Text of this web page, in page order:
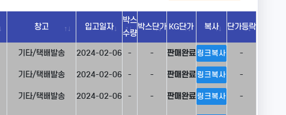
창고 입고일자
박스
수량
박스단가 KG단가 복사 단가등락
기타/택배발송 2024-02-06 - - 판매완료 링크복사 -
기타/택배발송 2024-02-06 - - 판매완료 링크복사 -
기타/택배발송 2024-02-06 - - 판매완료 링크복사 -